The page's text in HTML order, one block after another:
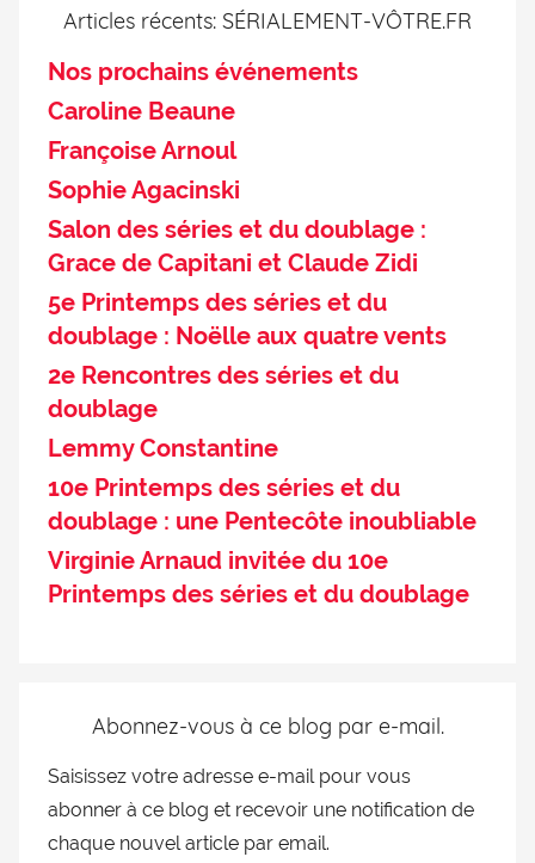
Articles récents: SÉRIALEMENT-VÔTRE.FR
Nos prochains événements
Caroline Beaune
Françoise Arnoul
Sophie Agacinski
Salon des séries et du doublage :
Grace de Capitani et Claude Zidi
5e Printemps des séries et du
doublage : Noëlle aux quatre vents
2e Rencontres des séries et du
doublage
Lemmy Constantine
10e Printemps des séries et du
doublage : une Pentecôte inoubliable
Virginie Arnaud invitée du 10e
Printemps des séries et du doublage
Abonnez-vous à ce blog par e-mail.
Saisissez votre adresse e-mail pour vous
abonner à ce blog et recevoir une notification de
chaque nouvel article par email.